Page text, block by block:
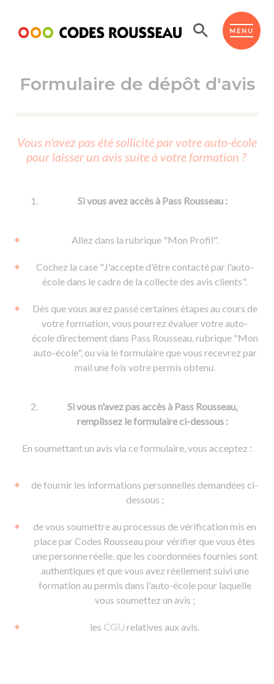
MENU
ESPACE ÉLÈVE
Code de la route
Passer l'ASSR
Réviser le code
Passer l'ETM
Permis voiture
Permis remorque
Permis & handicap
d'apprentissage
De la conduite en voiture
De la conduite à moto
Voir tous les supports
Formations pro.
Permis poids lourd
Formation FCO
Formation CACES
Devenir enseignant de la conduite
Ressources
Formulaire de dépôt d'avis
Vous n'avez pas été sollicité par votre auto-école
pour laisser un avis suite à votre formation ?
Si vous avez accès à Pass Rousseau :
Allez dans la rubrique "Mon Profil".
Cochez la case "J'accepte d'être contacté par l'auto-
école dans le cadre de la collecte des avis clients".
Dès que vous aurez passé certaines étapes au cours de
votre formation, vous pourrez évaluer votre auto-
école directement dans Pass Rousseau, rubrique "Mon
auto-école", ou via le formulaire que vous recevrez par
mail une fois votre permis obtenu.
Si vous n'avez pas accès à Pass Rousseau,
remplissez le formulaire ci-dessous :
En soumettant un avis via ce formulaire, vous acceptez :
de fournir les informations personnelles demandées ci-
dessous ;
de vous soumettre au processus de vérification mis en
place par Codes Rousseau pour vérifier que vous êtes
une personne réelle, que les coordonnées fournies sont
authentiques et que vous avez réellement suivi une
formation au permis dans l'auto-école pour laquelle
vous soumettez un avis ;
les CGUrelatives aux avis.